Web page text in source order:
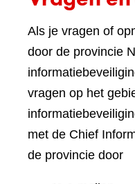
Als je vragen of
door de provincie
vragen op het
met de Chief
de provincie door